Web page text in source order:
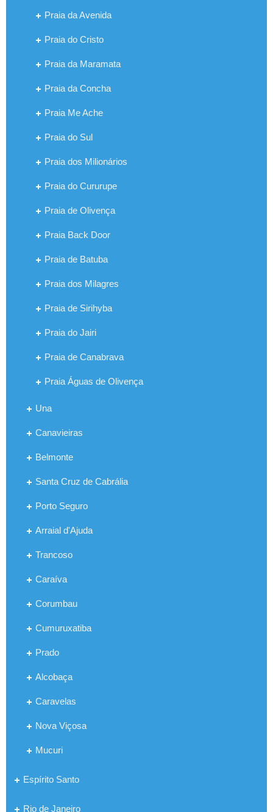
Praia da Avenida
Praia do Cristo
Praia da Maramata
Praia da Concha
Praia Me Ache
Praia do Sul
Praia dos Milionários
Praia do Cururupe
Praia de Olivença
Praia Back Door
Praia de Batuba
Praia dos Milagres
Praia de Sirihyba
Praia do Jairi
Praia de Canabrava
Praia Águas de Olivença
Una
Canavieiras
Belmonte
Santa Cruz de Cabrália
Porto Seguro
Arraial d'Ajuda
Trancoso
Caraíva
Corumbau
Cumuruxatiba
Prado
Alcobaça
Caravelas
Nova Viçosa
Mucuri
Espírito Santo
Rio de Janeiro